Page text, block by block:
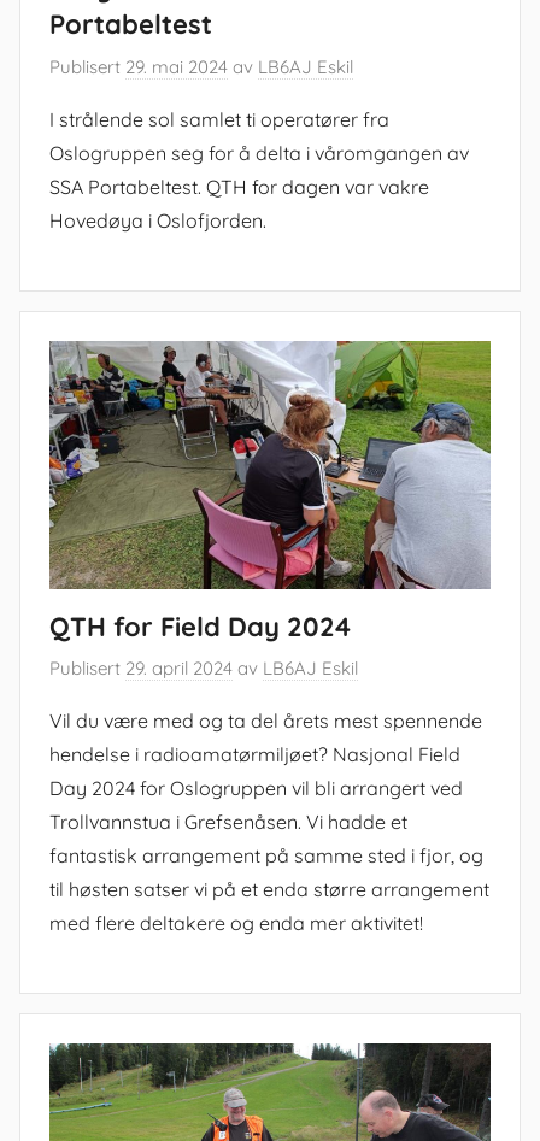
Portabeltest
Publisert 29. mai 2024 av LB6AJ Eskil
I strålende sol samlet ti operatører fra
Oslogruppen seg for å delta i våromgangen av
SSA Portabeltest. QTH for dagen var vakre
Hovedøya i Oslofjorden.
QTH for Field Day 2024
Publisert 29. april 2024 av LB6AJ Eskil
Vil du være med og ta del årets mest spennende
hendelse i radioamatørmiljøet? Nasjonal Field
Day 2024 for Oslogruppen vil bli arrangert ved
Trollvannstua i Grefsenåsen. Vi hadde et
fantastisk arrangement på samme sted i fjor, og
til høsten satser vi på et enda større arrangement
med flere deltakere og enda mer aktivitet!